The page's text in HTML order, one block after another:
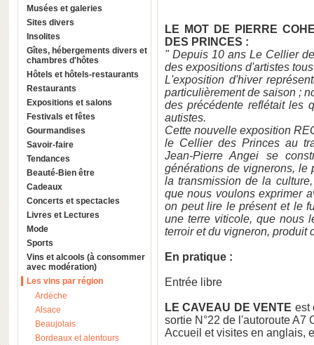
Musées et galeries
Sites divers
Insolites
Gîtes, hébergements divers et
chambres d'hôtes
Hôtels et hôtels-restaurants
Restaurants
Expositions et salons
Festivals et fêtes
Gourmandises
Savoir-faire
Tendances
Beauté-Bien être
Cadeaux
Concerts et spectacles
Livres et Lectures
Mode
Sports
Vins et alcools (à consommer
avec modération)
Les vins par région
Ardèche
Alsace
Beaujolais
Bordeaux et alentours
LE MOT DE PIERRE
DES PRINCES :
" Depuis 10 ans Le Cellier
des expositions d'artistes
L'exposition d'hiver
particulièrement de saison ;
des précédente reflétait les
autistes.
Cette nouvelle exposition
le Cellier des Princes au
Jean-Pierre Angei se
générations de vignerons, le
la transmission de la
que nous voulons exprimer
on peut lire le présent et le
une terre viticole, que nous
terroir et du vigneron, produit
En pratique :
Entrée libre
LE CAVEAU DE VENTE est
sortie N°22 de l'autoroute A7
Accueil et visites en anglais,